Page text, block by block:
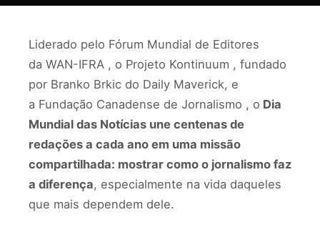
Liderado pelo Fórum Mundial de Editores
da WAN-IFRA , o Projeto Kontinuum , fundado
por Branko Brkic do Daily Maverick, e
a Fundação Canadense de Jornalismo , o Dia
Mundial das Notícias une centenas de
redações a cada ano em uma missão
compartilhada: mostrar como o jornalismo faz
a diferença, especialmente na vida daqueles
que mais dependem dele.